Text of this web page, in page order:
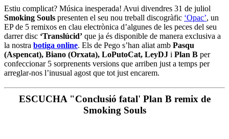
Estiu complicat? Música inesperada! Avui divendres 31 de juliol
Smoking Souls presenten el seu nou treball discogràfic ‘Opac’, un
EP de 5 remixos en clau electrònica d’algunes de les peces del seu
darrer disc ‘Translúcid’ que ja és disponible de manera exclusiva a
la nostra botiga online. Els de Pego s’han aliat amb Pasqu
(Aspencat), Biano (Orxata), LoPutoCat, LeyDJ i Plan B per
confeccionar 5 sorprenents versions que arriben just a temps per
arreglar-nos l’inusual agost que tot just encarem.
ESCUCHA "Conclusió fatal' Plan B remix de
Smoking Souls